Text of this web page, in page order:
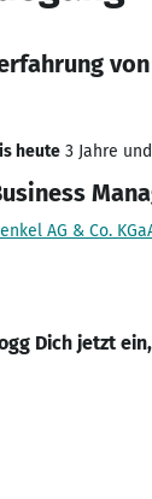
heute 3 Jahre
AG & Co.
Dich jetzt